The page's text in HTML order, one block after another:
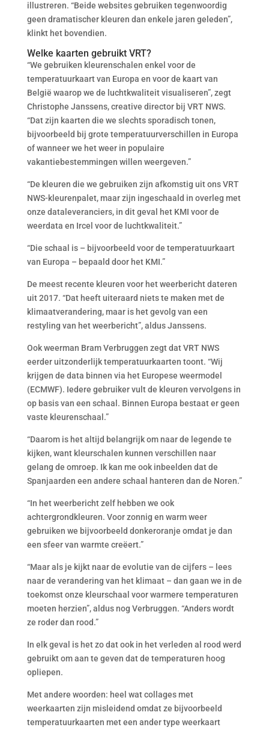
illustreren. “Beide websites gebruiken tegenwoordig
geen dramatischer kleuren dan enkele jaren geleden”,
klinkt het bovendien.
Welke kaarten gebruikt VRT?
“We gebruiken kleurenschalen enkel voor de
temperatuurkaart van Europa en voor de kaart van
België waarop we de luchtkwaliteit visualiseren”, zegt
Christophe Janssens, creative director bij VRT NWS.
“Dat zijn kaarten die we slechts sporadisch tonen,
bijvoorbeeld bij grote temperatuurverschillen in Europa
of wanneer we het weer in populaire
vakantiebestemmingen willen weergeven.”
“De kleuren die we gebruiken zijn afkomstig uit ons VRT
NWS-kleurenpalet, maar zijn ingeschaald in overleg met
onze dataleveranciers, in dit geval het KMI voor de
weerdata en Ircel voor de luchtkwaliteit.”
“Die schaal is – bijvoorbeeld voor de temperatuurkaart
van Europa – bepaald door het KMI.”
De meest recente kleuren voor het weerbericht dateren
uit 2017. “Dat heeft uiteraard niets te maken met de
klimaatverandering, maar is het gevolg van een
restyling van het weerbericht”, aldus Janssens.
Ook weerman Bram Verbruggen zegt dat VRT NWS
eerder uitzonderlijk temperatuurkaarten toont. “Wij
krijgen de data binnen via het Europese weermodel
(ECMWF). Iedere gebruiker vult de kleuren vervolgens in
op basis van een schaal. Binnen Europa bestaat er geen
vaste kleurenschaal.”
“Daarom is het altijd belangrijk om naar de legende te
kijken, want kleurschalen kunnen verschillen naar
gelang de omroep. Ik kan me ook inbeelden dat de
Spanjaarden een andere schaal hanteren dan de Noren.”
“In het weerbericht zelf hebben we ook
achtergrondkleuren. Voor zonnig en warm weer
gebruiken we bijvoorbeeld donkeroranje omdat je dan
een sfeer van warmte creëert.”
“Maar als je kijkt naar de evolutie van de cijfers – lees
naar de verandering van het klimaat – dan gaan we in de
toekomst onze kleurschaal voor warmere temperaturen
moeten herzien”, aldus nog Verbruggen. “Anders wordt
ze roder dan rood.”
In elk geval is het zo dat ook in het verleden al rood werd
gebruikt om aan te geven dat de temperaturen hoog
opliepen.
Met andere woorden: heel wat collages met
weerkaarten zijn misleidend omdat ze bijvoorbeeld
temperatuurkaarten met een ander type weerkaart